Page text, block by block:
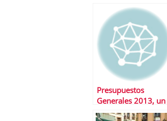
Presupuestos
Generales 2013, un
paso para el